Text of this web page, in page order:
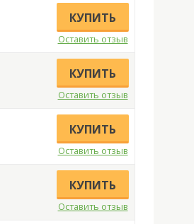
КУПИТЬ
Оставить отзыв
КУПИТЬ
Оставить отзыв
КУПИТЬ
Оставить отзыв
КУПИТЬ
Оставить отзыв